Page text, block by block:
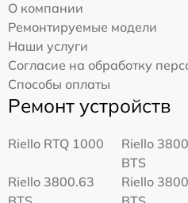
О компании
Ремонтируемые модели
Наши услуги
Согласие на обработку
Способы оплаты
Ремонт устройств
Riello RTQ 1000
Riello
BTS
Riello 3800.63
Riello